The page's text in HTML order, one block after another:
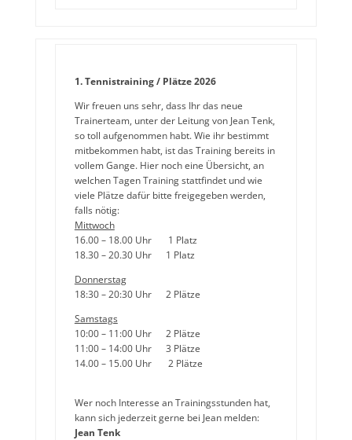
1. Tennistraining / Plätze 2026
Wir freuen uns sehr, dass Ihr das neue
Trainerteam, unter der Leitung von Jean Tenk,
so toll aufgenommen habt. Wie ihr bestimmt
mitbekommen habt, ist das Training bereits in
vollem Gange. Hier noch eine Übersicht, an
welchen Tagen Training stattfindet und wie
viele Plätze dafür bitte freigegeben werden,
falls nötig:
Mittwoch
16.00 – 18.00 Uhr 1 Platz
18.30 – 20.30 Uhr 1 Platz
Donnerstag
18:30 – 20:30 Uhr 2 Plätze
Samstags
10:00 – 11:00 Uhr 2 Plätze
11:00 – 14:00 Uhr 3 Plätze
14.00 – 15.00 Uhr 2 Plätze
Wer noch Interesse an Trainingsstunden hat,
kann sich jederzeit gerne bei Jean melden:
Jean Tenk